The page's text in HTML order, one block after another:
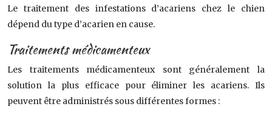
Le traitement des infestations d’acariens chez le chien
dépend du type d’acarien en cause.
Traitements médicamenteux
Les traitements médicamenteux sont généralement la
solution la plus efficace pour éliminer les acariens. Ils
peuvent être administrés sous différentes formes :